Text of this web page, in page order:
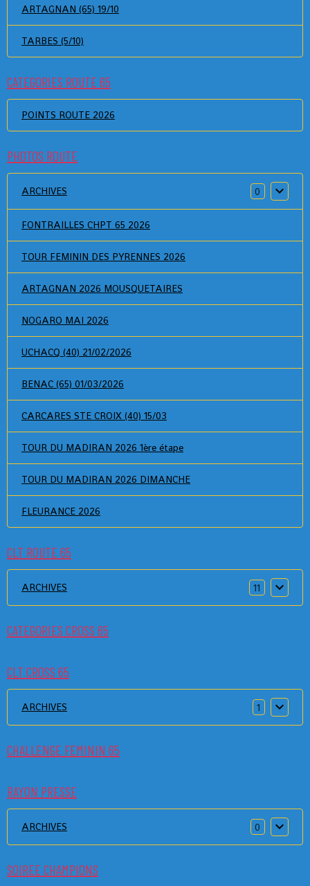
ARTAGNAN (65) 19/10
TARBES (5/10)
CATEGORIES ROUTE 65
POINTS ROUTE 2026
PHOTOS ROUTE
ARCHIVES 0
FONTRAILLES CHPT 65 2026
TOUR FEMININ DES PYRENNES 2026
ARTAGNAN 2026 MOUSQUETAIRES
NOGARO MAI 2026
UCHACQ (40) 21/02/2026
BENAC (65) 01/03/2026
CARCARES STE CROIX (40) 15/03
TOUR DU MADIRAN 2026 1ère étape
TOUR DU MADIRAN 2026 DIMANCHE
FLEURANCE 2026
CLT ROUTE 65
ARCHIVES 11
CATEGORIES CROSS 65
CLT CROSS 65
ARCHIVES 1
CHALLENGE FEMININ 65
RAYON PRESSE
ARCHIVES 0
SOIREE CHAMPIONS